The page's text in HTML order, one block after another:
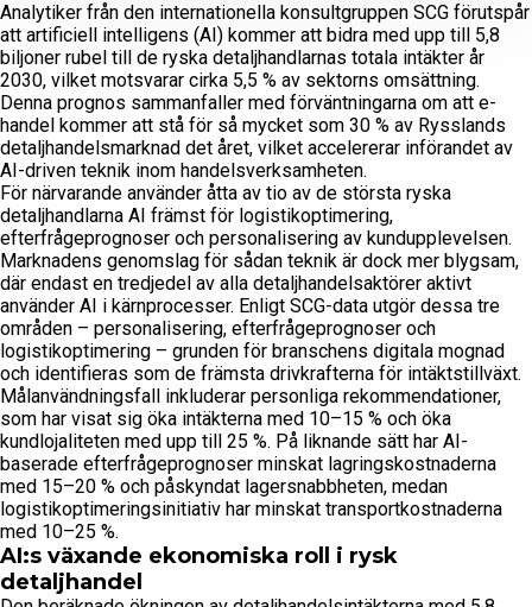
Analytiker från den internationella konsultgruppen SCG förutspår
att artificiell intelligens (AI) kommer att bidra med upp till 5,8
biljoner rubel till de ryska detaljhandlarnas totala intäkter år
2030, vilket motsvarar cirka 5,5 % av sektorns omsättning.
Denna prognos sammanfaller med förväntningarna om att e-
handel kommer att stå för så mycket som 30 % av Rysslands
detaljhandelsmarknad det året, vilket accelererar införandet av
AI-driven teknik inom handelsverksamheten.
För närvarande använder åtta av tio av de största ryska
detaljhandlarna AI främst för logistikoptimering,
efterfrågeprognoser och personalisering av kundupplevelsen.
Marknadens genomslag för sådan teknik är dock mer blygsam,
där endast en tredjedel av alla detaljhandelsaktörer aktivt
använder AI i kärnprocesser. Enligt SCG-data utgör dessa tre
områden – personalisering, efterfrågeprognoser och
logistikoptimering – grunden för branschens digitala mognad
och identifieras som de främsta drivkrafterna för intäktstillväxt.
Målanvändningsfall inkluderar personliga rekommendationer,
som har visat sig öka intäkterna med 10–15 % och öka
kundlojaliteten med upp till 25 %. På liknande sätt har AI-
baserade efterfrågeprognoser minskat lagringskostnaderna
med 15–20 % och påskyndat lagersnabbheten, medan
logistikoptimeringsinitiativ har minskat transportkostnaderna
med 10–25 %.
AI:s växande ekonomiska roll i rysk
detaljhandel